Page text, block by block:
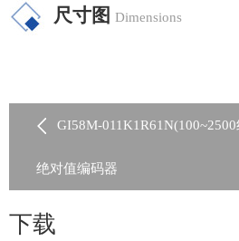
尺寸图 Dimensions
GI58M-
挽差分兼容
绝对值编码器
下载